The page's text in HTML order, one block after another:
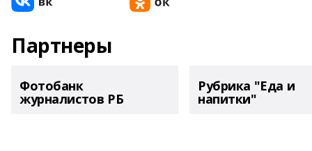
Партнеры
Фотобанк
журналистов РБ
Рубрика "Еда и
напитки"